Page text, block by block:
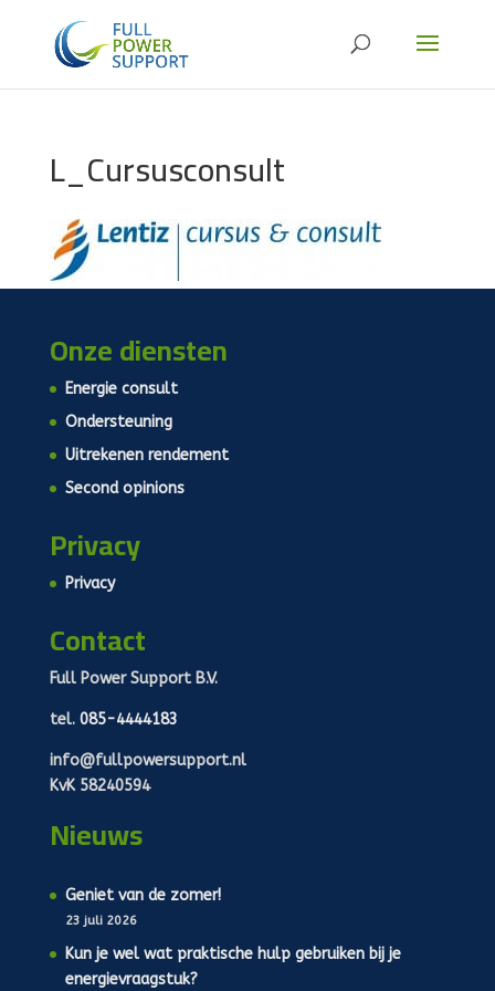
L_Cursusconsult
Onze diensten
Energie consult
Ondersteuning
Uitrekenen rendement
Second opinions
Privacy
Privacy
Contact
Full Power Support B.V.
tel. 085-4444183
info@fullpowersupport.nl
KvK 58240594
Nieuws
Geniet van de zomer!
23 juli 2026
Kun je wel wat praktische hulp gebruiken bij je
energievraagstuk?